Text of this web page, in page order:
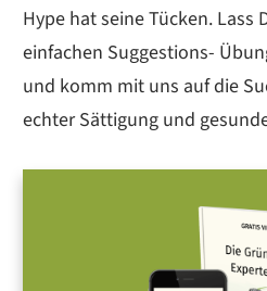
Hype hat seine Tücken. Lass
einfachen Suggestions-
und komm mit uns auf die
echter Sättigung und